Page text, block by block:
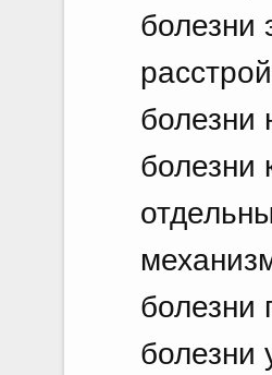
болезни
болезни
болезни
болезни
болезни